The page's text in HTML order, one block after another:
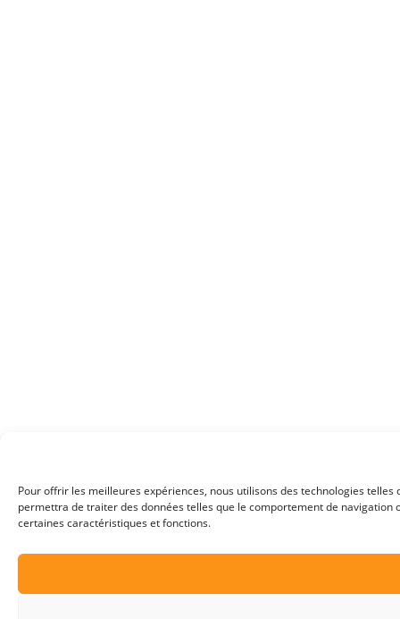
Pour offrir les meilleures expériences, nous utilisons des technologies
permettra de traiter des données telles que le comportement de
certaines caractéristiques et fonctions.